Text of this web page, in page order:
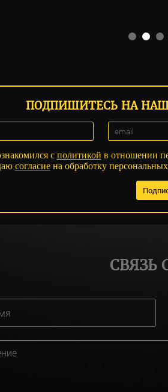
ПОДПИШИТЕСЬ НА
с политикой в отношении
согласиена обработку
СВЯЗЬ